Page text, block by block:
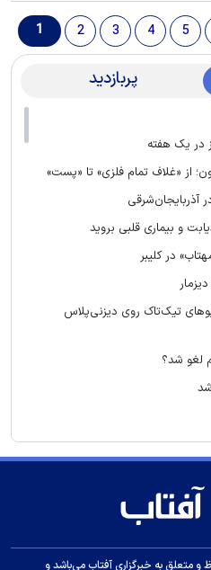
1 2 3 4 5
پربازدید
از «غلاف تمام فلزی» تا «پست»
و بیماری قلبی بروید
در کلیبر
تیک‌تاک روی دیزنی‌پلاس
لغو شد؟
نسخه‌های بیماران آزاد محاسبه
متعلق به خبرگزاری آفتاب می‌باشد و